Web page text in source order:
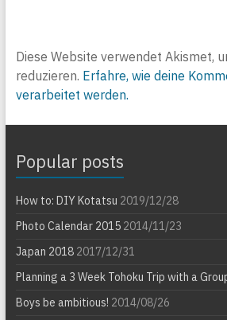
Diese Website verwendet Akismet,
reduzieren. Erfahre, wie deine
verarbeitet werden.
Popular posts
How to: DIY Kotatsu 2019/12/28
Photo Calendar 20152014/11/23
Japan 20182017/12/31
Planning a 3 Week Tohoku Trip with a
Boys be ambitious! 2014/08/26